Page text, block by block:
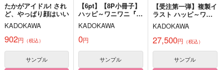
たかがアイドル! され
ど、やっぱり顔はいい
KADOKAWA
902円 （税込）
サンプル
【6pt】【8P小冊子】
ハッピ～ワニワニ『忠
犬部下とツンデレ少
尉』(とらのあなBLコ
ミックフェア2026)
KADOKAWA
0円
サンプル
【受注第一弾】複製イ
ラスト ハッピ～ワニ
ワニ『忠犬部下とツン
デレ少尉』（BLコミ
ックフェア2026）
KADOKAWA
27,500円 （税込）
サンプル